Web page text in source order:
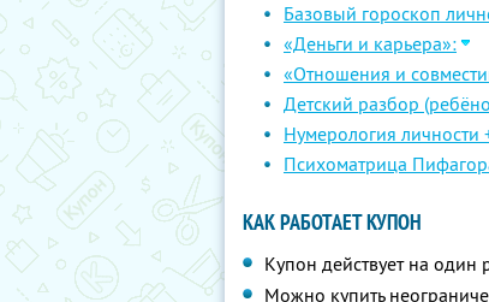
Базовый гороскоп
«Деньги и карьера»:
«Отношения и
Детский разбор
Нумерология личности
Психоматрица
КАК РАБОТАЕТ КУПОН
Купон действует на один
Можно купить